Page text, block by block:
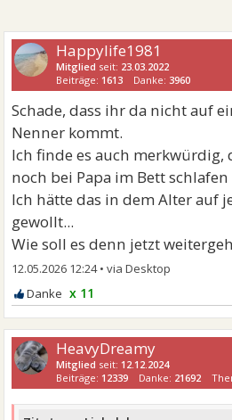
Happylife1981
Mitglied seit: 23.03.2022
Beiträge: 1613 Danke: 3960
Schade, dass ihr da nicht auf
Nenner kommt.
Ich finde es auch merkwürdig,
noch bei Papa im Bett
Ich hätte das in dem Alter auf
gewollt...
Wie soll es denn jetzt
12.05.2026 12:24•
x 11
HeavyDreamy
Mitglied seit: 12.12.2024
Beiträge: 12339 Danke: 21692